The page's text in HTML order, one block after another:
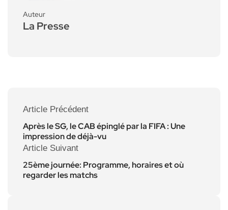
Auteur
La Presse
Article Précédent
Après le SG, le CAB épinglé par la FIFA : Une
impression de déjà-vu
Article Suivant
25ème journée: Programme, horaires et où
regarder les matchs